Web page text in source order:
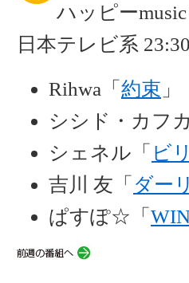
ハッピーmusic
日本テレビ系
Rihwa「 約束 」
シシド・カフ
シェネル「 ビ
吉川 友「 ダー
ぱすぽ☆「